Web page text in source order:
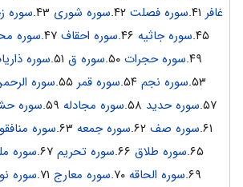
غافر
سوره فصلت ۴۲. سوره شوری سوره
۴۵. سوره جاثیه سوره احقاف سوره
۴۹. سوره حجرات ۵۰. سوره ق سوره
۵۳. سوره نجم سوره قمر سوره
۵۷. سوره حدید سوره مجادله سوره
۶۱. سوره صف ۶۲. سوره جمعه سوره
۶۵. سوره طلاق سوره تحریم ۶۷. سوره
۶۹. سوره الحاقه سوره معارج سوره